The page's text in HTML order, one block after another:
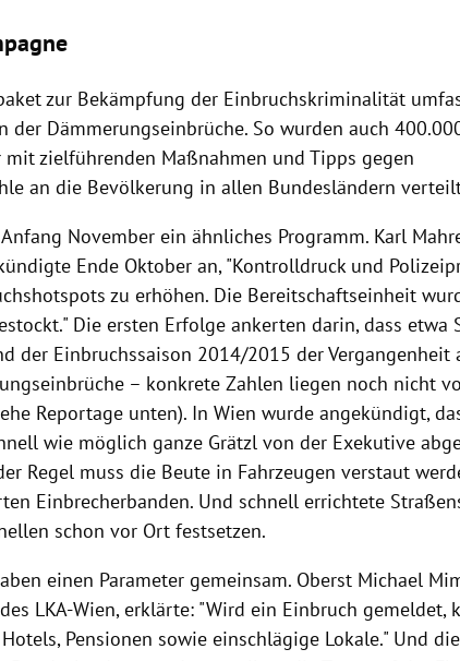
zur Bekämpfung der Einbruchskriminalität
der Dämmerungseinbrüche. So wurden auch
zielführenden Maßnahmen und Tipps gegen
an die Bevölkerung in allen Bundesländern
November ein ähnliches Programm. Karl
Ende Oktober an, "Kontrolldruck und
zu erhöhen. Die Bereitschaftseinheit
Die ersten Erfolge ankerten darin, dass etwa
der Einbruchssaison 2014/2015 der Vergangenheit
– konkrete Zahlen liegen noch nicht
Reportage unten). InWien wurde angekündigt,
wie möglich ganze Grätzl von der Exekutive
Regel muss die Beute in Fahrzeugen verstaut
Einbrecherbanden. Und schnell errichtete
schon vor Ort festsetzen.
einen Parameter gemeinsam. Oberst Michael
LKA-Wien, erklärte: "Wird ein Einbruch gemeldet,
Pensionen sowie einschlägige Lokale." Und